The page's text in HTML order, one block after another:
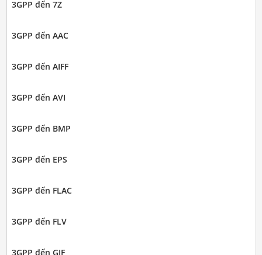
3GPP đến 7Z
3GPP đến AAC
3GPP đến AIFF
3GPP đến AVI
3GPP đến BMP
3GPP đến EPS
3GPP đến FLAC
3GPP đến FLV
3GPP đến GIF